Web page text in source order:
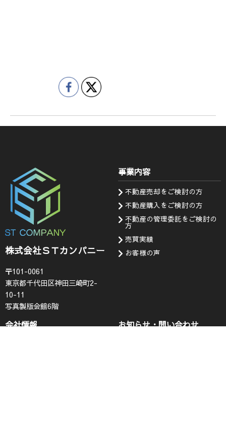
株式会社ＳＴカンパニー
〒101-0061
東京都千代田区神田三崎町2-
10-11
写真製版会館6階
事業内容
不動産売却をご検討の方
不動産購入をご検討の方
不動産の管理委託をご検討の
方
売買実績
お客様の声
会社情報 お知らせ・問い合わせ